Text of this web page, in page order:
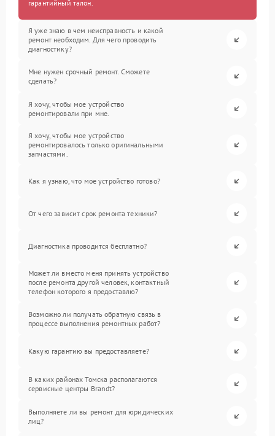
гарантийный талон.
Я уже знаю в чем неисправность и какой
ремонт необходим. Для чего проводить
диагностику?
Мне нужен срочный ремонт. Сможете
сделать?
Я хочу, чтобы мое устройство
ремонтировали при мне.
Я хочу, чтобы мое устройство
ремонтировалось только оригинальными
запчастями.
Как я узнаю, что мое устройство готово?
От чего зависит срок ремонта техники?
Диагностика проводится бесплатно?
Может ли вместо меня принять устройство
после ремонта другой человек, контактный
телефон которого я предоставлю?
Возможно ли получать обратную связь в
процессе выполнения ремонтных работ?
Какую гарантию вы предоставляете?
В каких районах Томска располагаются
сервисные центры Brandt?
Выполняете ли вы ремонт для юридических
лиц?